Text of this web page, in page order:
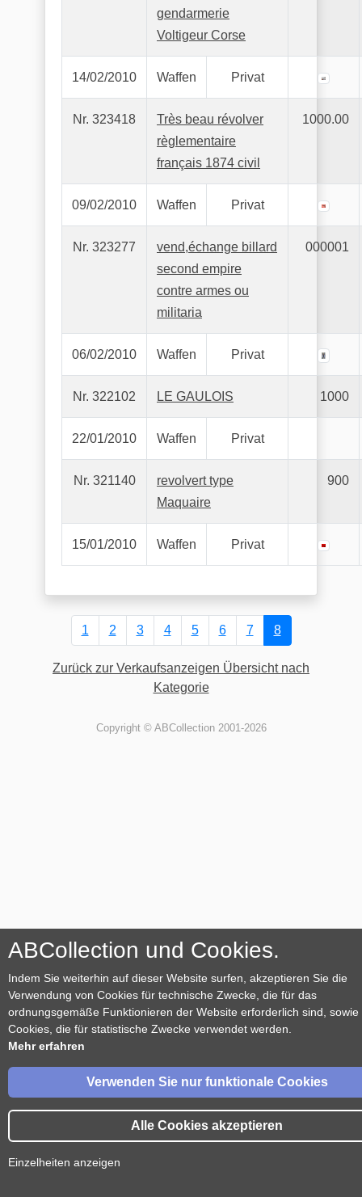
gendarmerie
Voltigeur Corse
14/02/2010 Waffen Privat
Nr. 323418
Très beau révolver
règlementaire
français 1874 civil
1000.00
09/02/2010 Waffen Privat
Nr. 323277
vend,échange billard
second empire
contre armes ou
militaria
000001
06/02/2010 Waffen Privat
Nr. 322102 LE GAULOIS 1000
22/01/2010 Waffen Privat
Nr. 321140
revolvert type
Maquaire
900
15/01/2010 Waffen Privat
1 2 3 4 5 6 7 8
Zurück zur Verkaufsanzeigen Übersicht nach
Kategorie
Copyright © ABCollection 2001-2026
ABCollection und Cookies.
Indem Sie weiterhin auf dieser Website surfen, akzeptieren Sie die
Verwendung von Cookies für technische Zwecke, die für das
ordnungsgemäße Funktionieren der Website erforderlich sind, sowie
Cookies, die für statistische Zwecke verwendet werden.
Mehr erfahren
Verwenden Sie nur funktionale Cookies
Alle Cookies akzeptieren
Einzelheiten anzeigen